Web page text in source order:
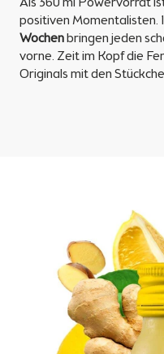
Als 360 ml Powervorrat
positiven Momentalisten.
Wochenbringen jeden
vorne. Zeit im Kopf die
Originals mit den